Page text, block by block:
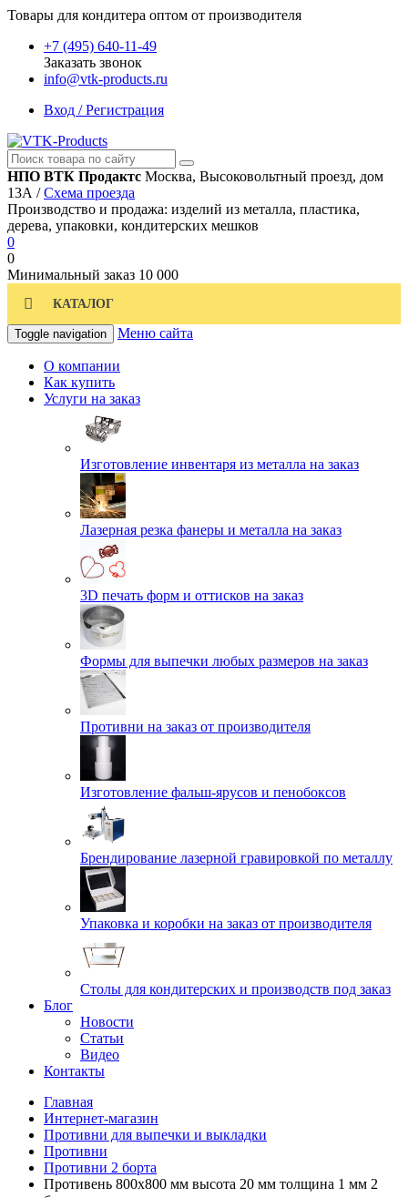
Товары для кондитера оптом от производителя
+7 (495) 640-11-49
Заказать звонок
info@vtk-products.ru
Вход / Регистрация
НПО ВТК Продактс Москва, Высоковольтный проезд, дом
13А /Схема проезда
Производство и продажа: изделий из металла, пластика,
дерева, упаковки, кондитерских мешков
0
0
Минимальный заказ 10 000
КАТАЛОГ
Toggle navigation Меню сайта
О компании
Как купить
Услуги на заказ
Изготовление инвентаря из металла на заказ
Лазерная резка фанеры и металла на заказ
3D печать форм и оттисков на заказ
Формы для выпечки любых размеров на заказ
Противни на заказ от производителя
Изготовление фальш-ярусов и пенобоксов
Брендирование лазерной гравировкой по металлу
Упаковка и коробки на заказ от производителя
Cтолы для кондитерских и производств под заказ
Блог
Новости
Статьи
Видео
Контакты
Главная
Интернет-магазин
Противни для выпечки и выкладки
Противни
Противни 2 борта
Противень 800х800 мм высота 20 мм толщина 1 мм 2